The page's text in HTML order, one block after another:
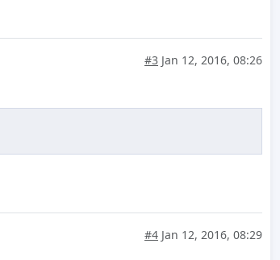
#3 Jan 12, 2016, 08:26
#4 Jan 12, 2016, 08:29